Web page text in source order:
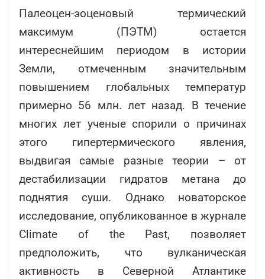
Палеоцен-эоценовый термический
максимум (ПЭТМ) остается
интереснейшим периодом в истории
Земли, отмеченным значительным
повышением глобальных температур
примерно 56 млн. лет назад. В течение
многих лет ученые спорили о причинах
этого гипертермического явления,
выдвигая самые разные теории – от
дестабилизации гидратов метана до
поднятия суши. Однако новаторское
исследование, опубликованное в журнале
Climate of the Past, позволяет
предположить, что вулканическая
активность в Северной Атлантике